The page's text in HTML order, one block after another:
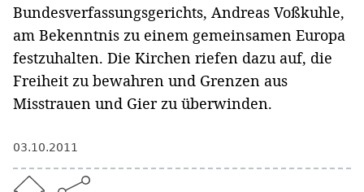
Bundesverfassungsgerichts, Andreas Voßkuhle,
am Bekenntnis zu einem gemeinsamen Europa
festzuhalten. Die Kirchen riefen dazu auf, die
Freiheit zu bewahren und Grenzen aus
Misstrauen und Gier zu überwinden.
03.10.2011